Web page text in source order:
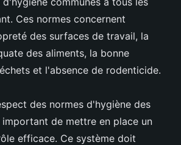
Ces normes concernent
des surfaces de travail, la
des aliments, la bonne
et l'absence de rodenticide.
des normes d'hygiène des
de mettre en place un
efficace. Ce système doit